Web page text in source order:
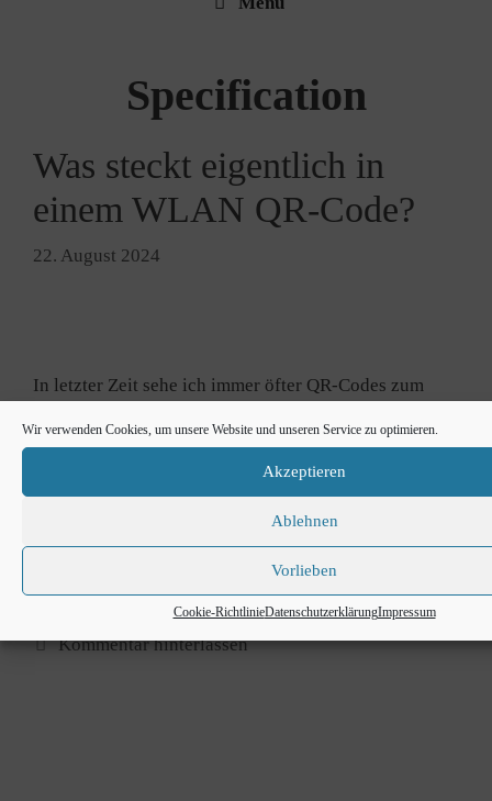
Wir verwenden Cookies, um unsere Website und unseren Service zu optimieren.
Akzeptieren
Ablehnen
Vorlieben
Cookie-​RichtlinieDatenschutzerklärungImpressum
Specification
Was steckt eigentlich in
einem WLAN QR-Code?
22. August 2024
In letz­ter Zeit sehe ich immer öfter QR-​Codes zum
Kamera-​App auf dem Smart­phone wird das Han­dy
nach einer Bestä­ti­gung auto­ma­tisch mit dem WLAN
ver­bun­den. Kein läs­ti­ges Ein­tip­pen eines Pass­
Kommentar hinterlassen